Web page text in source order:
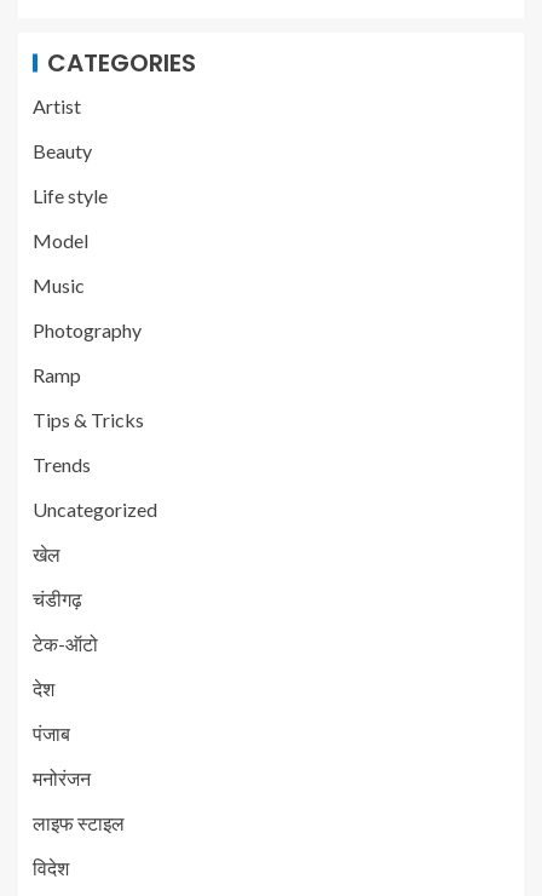
CATEGORIES
Artist
Beauty
Life style
Model
Music
Photography
Ramp
Tips & Tricks
Trends
Uncategorized
खेल
चंडीगढ़
टेक-ऑटो
देश
पंजाब
मनोरंजन
लाइफ स्टाइल
विदेश